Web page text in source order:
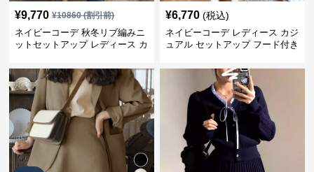
¥9,770 ¥10860(割引前)
ネイビーコーデ 秋冬リブ編みニ
ットセットアップ レディース カ
¥6,770 (税込)
ネイビーコーデ レディース カジ
ュアル セットアップ フード付き